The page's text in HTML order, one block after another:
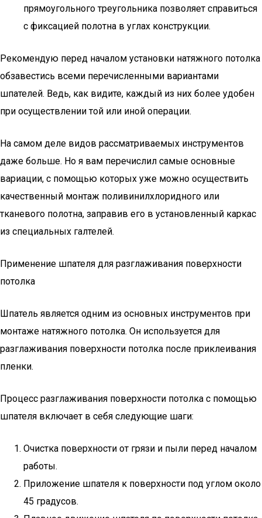
прямоугольного треугольника позволяет справиться
с фиксацией полотна в углах конструкции.
Рекомендую перед началом установки натяжного потолка
обзавестись всеми перечисленными вариантами
шпателей. Ведь, как видите, каждый из них более удобен
при осуществлении той или иной операции.
На самом деле видов рассматриваемых инструментов
даже больше. Но я вам перечислил самые основные
вариации, с помощью которых уже можно осуществить
качественный монтаж поливинилхлоридного или
тканевого полотна, заправив его в установленный каркас
из специальных галтелей.
Применение шпателя для разглаживания поверхности
потолка
Шпатель является одним из основных инструментов при
монтаже натяжного потолка. Он используется для
разглаживания поверхности потолка после приклеивания
пленки.
Процесс разглаживания поверхности потолка с помощью
шпателя включает в себя следующие шаги:
Очистка поверхности от грязи и пыли перед началом
работы.
Приложение шпателя к поверхности под углом около
45 градусов.